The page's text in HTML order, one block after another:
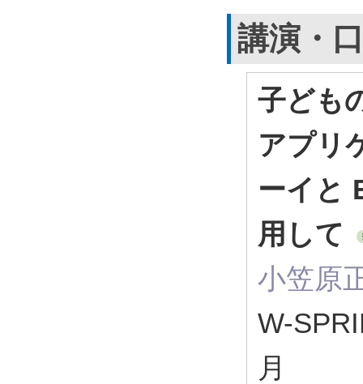
講演・
子ども
アプリ
ーイと
用して
小笠原
W-
月